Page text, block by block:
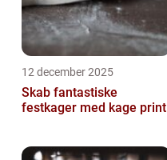
12 december 2025
Skab fantastiske
festkager med kage print